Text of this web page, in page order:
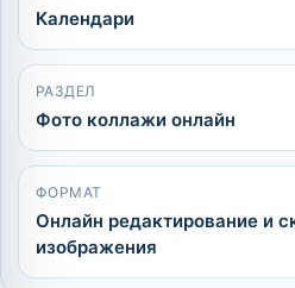
Календари
РАЗДЕЛ
Фото коллажи онлайн
ФОРМАТ
Онлайн редактирование и
изображения